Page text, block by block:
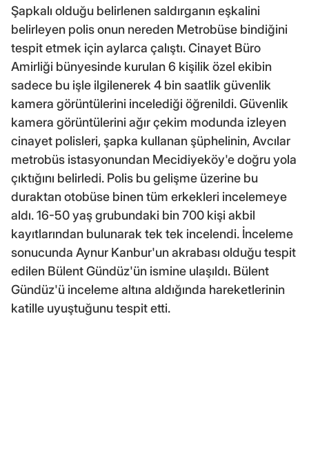
Şapkalı olduğu belirlenen saldırganın eşkalini
belirleyen polis onun nereden Metrobüse bindiğini
tespit etmek için aylarca çalıştı. Cinayet Büro
Amirliği bünyesinde kurulan 6 kişilik özel ekibin
sadece bu işle ilgilenerek 4 bin saatlik güvenlik
kamera görüntülerini incelediği öğrenildi. Güvenlik
kamera görüntülerini ağır çekim modunda izleyen
cinayet polisleri, şapka kullanan şüphelinin, Avcılar
metrobüs istasyonundan Mecidiyeköy'e doğru yola
çıktığını belirledi. Polis bu gelişme üzerine bu
duraktan otobüse binen tüm erkekleri incelemeye
aldı. 16-50 yaş grubundaki bin 700 kişi akbil
kayıtlarından bulunarak tek tek incelendi. İnceleme
sonucunda Aynur Kanbur'un akrabası olduğu tespit
edilen Bülent Gündüz'ün ismine ulaşıldı. Bülent
Gündüz'ü inceleme altına aldığında hareketlerinin
katille uyuştuğunu tespit etti.